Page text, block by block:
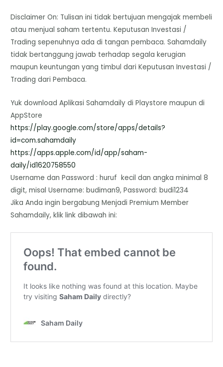
Disclaimer On: Tulisan ini tidak bertujuan mengajak membeli
atau menjual saham tertentu. Keputusan Investasi /
Trading sepenuhnya ada di tangan pembaca. Sahamdaily
tidak bertanggung jawab terhadap segala kerugian
maupun keuntungan yang timbul dari Keputusan Investasi /
Trading dari Pembaca.
Yuk download Aplikasi Sahamdaily di Playstore maupun di
AppStore
https://play.google.com/store/apps/details?
id=com.sahamdaily
https://apps.apple.com/id/app/saham-
daily/id1620758550
Username dan Password : huruf kecil dan angka minimal 8
digit, misal Username: budiman9, Password: budi1234
Jika Anda ingin bergabung Menjadi Premium Member
Sahamdaily, klik link dibawah ini: